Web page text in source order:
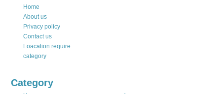
Home
About us
Privacy policy
Contact us
Loacation require
category
Category